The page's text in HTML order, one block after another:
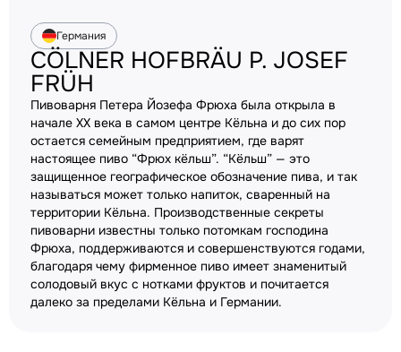
Германия
CÖLNER HOFBRÄU P. JOSEF
FRÜH
Пивоварня Петера Йозефа Фрюха была открыла в
начале XX века в самом центре Кёльна и до сих пор
остается семейным предприятием, где варят
настоящее пиво “Фрюх кёльш”. “Кёльш” — это
защищенное географическое обозначение пива, и так
называться может только напиток, сваренный на
территории Кёльна. Производственные секреты
пивоварни известны только потомкам господина
Фрюха, поддерживаются и совершенствуются годами,
благодаря чему фирменное пиво имеет знаменитый
солодовый вкус с нотками фруктов и почитается
далеко за пределами Кёльна и Германии.